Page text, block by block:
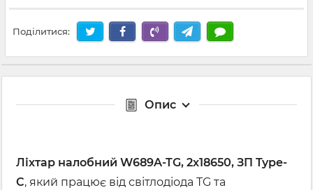
Поділитися:
Опис
Ліхтар налобний W689A-TG, 2x18650, ЗП Type-
C, який працює від світлодіода TG та